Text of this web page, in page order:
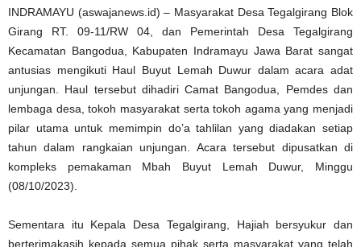
INDRAMAYU (aswajanews.id) – Masyarakat Desa Tegalgirang Blok
Girang RT. 09-11/RW 04, dan Pemerintah Desa Tegalgirang
Kecamatan Bangodua, Kabupaten Indramayu Jawa Barat sangat
antusias mengikuti Haul Buyut Lemah Duwur dalam acara adat
unjungan. Haul tersebut dihadiri Camat Bangodua, Pemdes dan
lembaga desa, tokoh masyarakat serta tokoh agama yang menjadi
pilar utama untuk memimpin do’a tahlilan yang diadakan setiap
tahun dalam rangkaian unjungan. Acara tersebut dipusatkan di
kompleks pemakaman Mbah Buyut Lemah Duwur, Minggu
(08/10/2023).
Sementara itu Kepala Desa Tegalgirang, Hajiah bersyukur dan
berterimakasih kepada semua pihak serta masyarakat yang telah